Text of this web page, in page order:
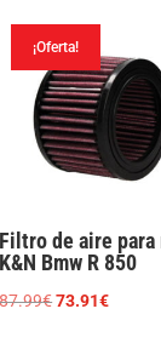
¡Oferta!
Filtro de aire para
K&N Bmw R 850
87.99€El
73.91€El